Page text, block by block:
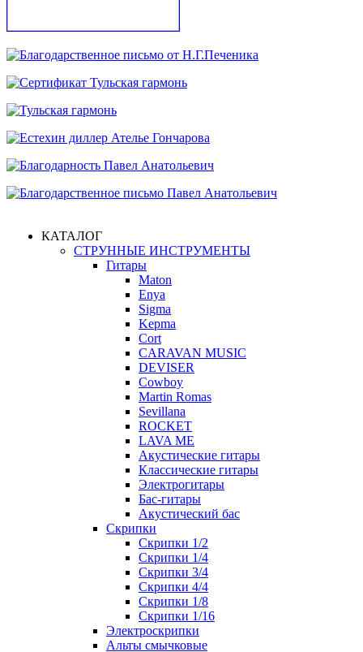
КАТАЛОГ
СТРУННЫЕ ИНСТРУМЕНТЫ
Гитары
Maton
Enya
Sigma
Kepma
Cort
CARAVAN MUSIC
DEVISER
Cowboy
Martin Romas
Sevillana
ROCKET
LAVA ME
Акустические гитары
Классические гитары
Электрогитары
Бас-гитары
Акустический бас
Скрипки
Скрипки 1/2
Скрипки 1/4
Скрипки 3/4
Скрипки 4/4
Скрипки 1/8
Скрипки 1/16
Электроскрипки
Альты смычковые